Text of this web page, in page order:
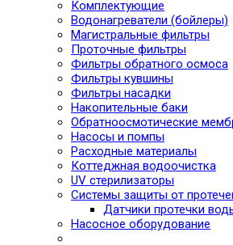
Комплектующие
Водонагреватели (бойлеры)
Магистральные фильтры
Проточные фильтры
Фильтры обратного осмоса
Фильтры кувшины
Фильтры насадки
Накопительные баки
Обратноосмотические
Насосы и помпы
Расходные материалы
Коттеджная водоочистка
UV стерилизаторы
Системы защиты от
Датчики протечки
Насосное оборудование